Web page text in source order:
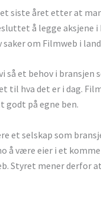
siste året etter at
å legge aksjene
om Filmweb i
et behov i bransjen
til hva det er i dag.
godt på egne ben.
et selskap som
å være eier i et
Styret mener derfor